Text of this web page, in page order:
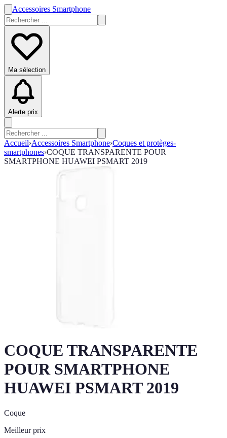
Accessoires Smartphone
Ma sélection
Alerte prix
Accueil›Accessoires Smartphone›Coques et protèges-
smartphones›COQUE TRANSPARENTE POUR
SMARTPHONE HUAWEI PSMART 2019
COQUE TRANSPARENTE
POUR SMARTPHONE
HUAWEI PSMART 2019
Coque
Meilleur prix